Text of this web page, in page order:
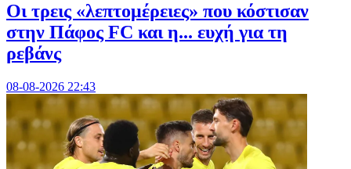
Οι τρεις «λεπτομέρειες» που κόστισαν
στην Πάφος FC και η... ευχή για τη
ρεβάνς
08-08-2026 22:43